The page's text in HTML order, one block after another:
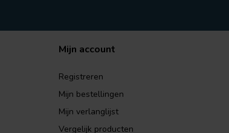
Mijn account
Registreren
Mijn bestellingen
Mijn verlanglijst
Vergelijk producten